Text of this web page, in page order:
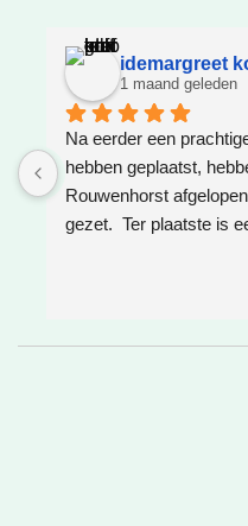
idemargreet
1 maand geleden
Na eerder een
hebben geplaatst,
Rouwenhorst
gezet.  Ter plaatste is